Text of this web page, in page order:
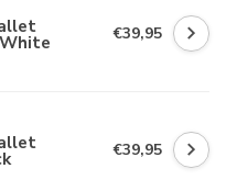
€39,95
€39,95